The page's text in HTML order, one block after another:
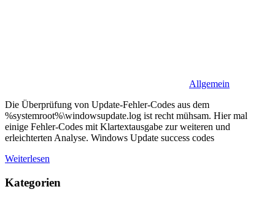
Allgemein
Die Überprüfung von Update-Fehler-Codes aus dem
%systemroot%\windowsupdate.log ist recht mühsam. Hier mal
einige Fehler-Codes mit Klartextausgabe zur weiteren und
erleichterten Analyse. Windows Update success codes
Weiterlesen
Kategorien